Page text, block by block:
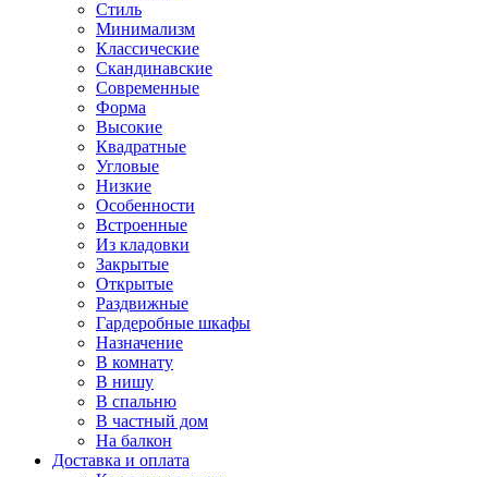
Стиль
Минимализм
Классические
Скандинавские
Современные
Форма
Высокие
Квадратные
Угловые
Низкие
Особенности
Встроенные
Из кладовки
Закрытые
Открытые
Раздвижные
Гардеробные шкафы
Назначение
В комнату
В нишу
В спальню
В частный дом
На балкон
Доставка и оплата